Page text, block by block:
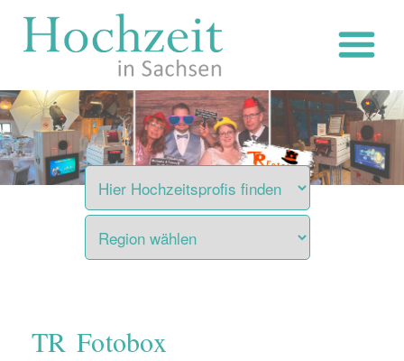
Inhalt
TR Fotobox